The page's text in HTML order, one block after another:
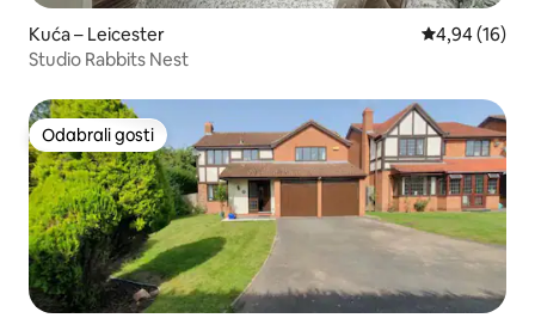
Kuća – Leicester Prosječna
4,94 (16)
Studio Rabbits Nest
Odabrali gosti
Odabrali gosti